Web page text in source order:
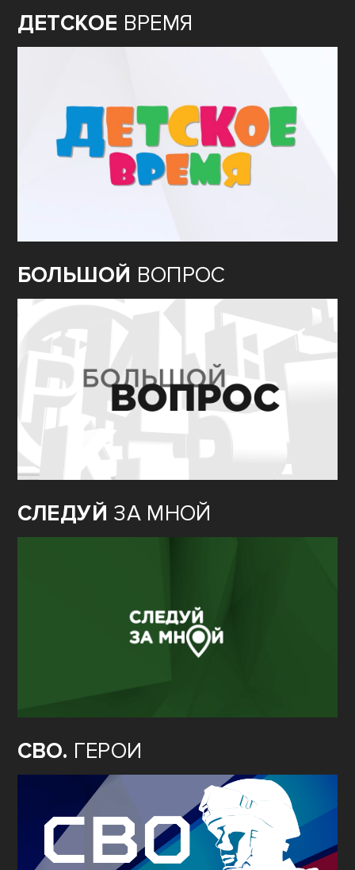
ДЕТСКОЕ ВРЕМЯ
БОЛЬШОЙ ВОПРОС
СЛЕДУЙ ЗА МНОЙ
СВО. ГЕРОИ